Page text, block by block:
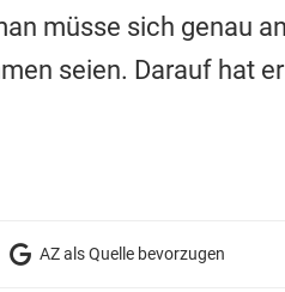
müsse sich genau
seien. Darauf hat
AZ als Quelle bevorzugen